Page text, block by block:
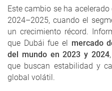
Este cambio se ha
2024–2025, cuando el
un crecimiento récord.
que Dubái fue el mercado
del mundo en 2023 y 2024
que buscan estabilidad y
global volátil.